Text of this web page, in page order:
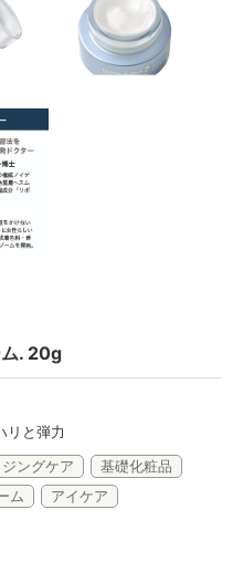
ー
ティ
憶
ース
ズ
ケット
ンチケット
スト）
. 20g
リと弾力
ジングケア
基礎化粧品
ム アイケア